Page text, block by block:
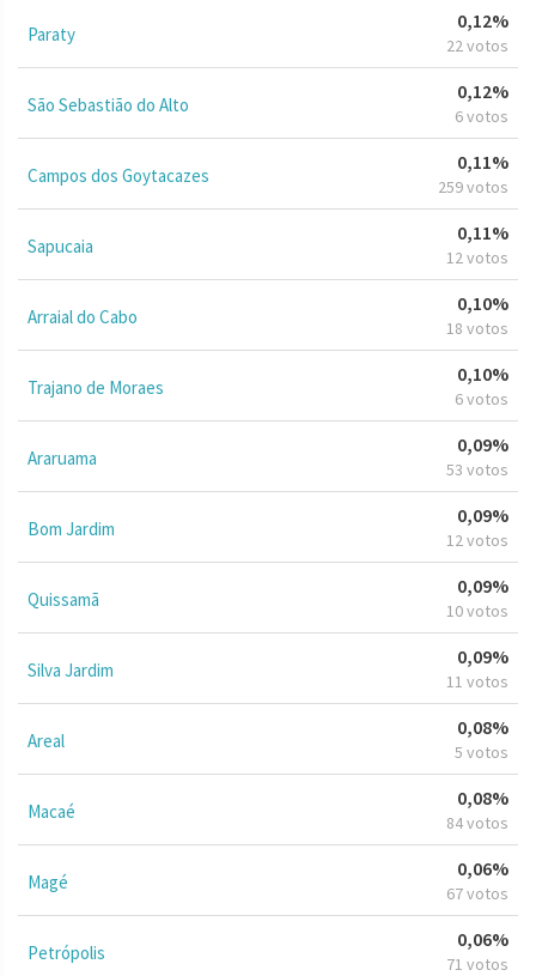
Paraty
0,12%
22 votos
São Sebastião do Alto
0,12%
6 votos
Campos dos Goytacazes
0,11%
259 votos
Sapucaia
0,11%
12 votos
Arraial do Cabo
0,10%
18 votos
Trajano de Moraes
0,10%
6 votos
Araruama
0,09%
53 votos
Bom Jardim
0,09%
12 votos
Quissamã
0,09%
10 votos
Silva Jardim
0,09%
11 votos
Areal
0,08%
5 votos
Macaé
0,08%
84 votos
Magé
0,06%
67 votos
Petrópolis
0,06%
71 votos